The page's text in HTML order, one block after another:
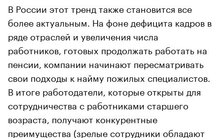
В России этот тренд также становится все
более актуальным. На фоне дефицита кадров в
ряде отраслей и увеличения числа
работников, готовых продолжать работать на
пенсии, компании начинают пересматривать
свои подходы к найму пожилых специалистов.
В итоге работодатели, которые открыты для
сотрудничества с работниками старшего
возраста, получают конкурентные
преимущества (зрелые сотрудники обладают